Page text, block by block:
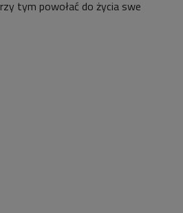
tym powołać do życia swe